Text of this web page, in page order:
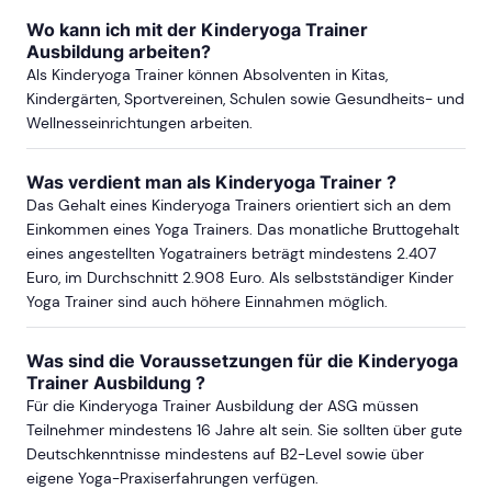
mehr Termine in Köln anzeigen
MÜNCHEN
ab Sa, 29. August 2026
ab Sa, 16. Oktober 2027
NÜRNBERG
ab Sa, 12. Juni 2027
STUTTGART
Wo kann ich mit der Kinderyoga Trainer
Ausbildung arbeiten?
Als Kinderyoga Trainer können Absolventen in Kitas,
Kindergärten, Sportvereinen, Schulen sowie Gesundheits- und
Wellnesseinrichtungen arbeiten.
Was verdient man als Kinderyoga Trainer ?
Das Gehalt eines Kinderyoga Trainers orientiert sich an dem
Einkommen eines Yoga Trainers. Das monatliche Bruttogehalt
eines angestellten Yogatrainers beträgt mindestens 2.407
Euro, im Durchschnitt 2.908 Euro. Als selbstständiger Kinder
Yoga Trainer sind auch höhere Einnahmen möglich.
Was sind die Voraussetzungen für die Kinderyoga
Trainer Ausbildung ?
Für die Kinderyoga Trainer Ausbildung der ASG müssen
Teilnehmer mindestens 16 Jahre alt sein. Sie sollten über gute
Deutschkenntnisse mindestens auf B2-Level sowie über
eigene Yoga-Praxiserfahrungen verfügen.